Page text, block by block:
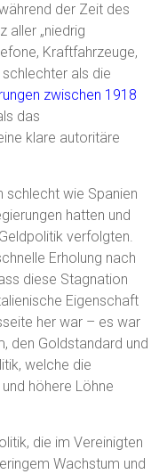
der Zeit des
aller „niedrig
Kraftfahrzeuge,
schlechter als die
zwischen 1918
das
klare autoritäre
schlecht wie Spanien
hatten und
verfolgten.
Erholung nach
diese Stagnation
Eigenschaft
her war – es war
den Goldstandard und
welche die
höhere Löhne
die im Vereinigten
Wachstum und